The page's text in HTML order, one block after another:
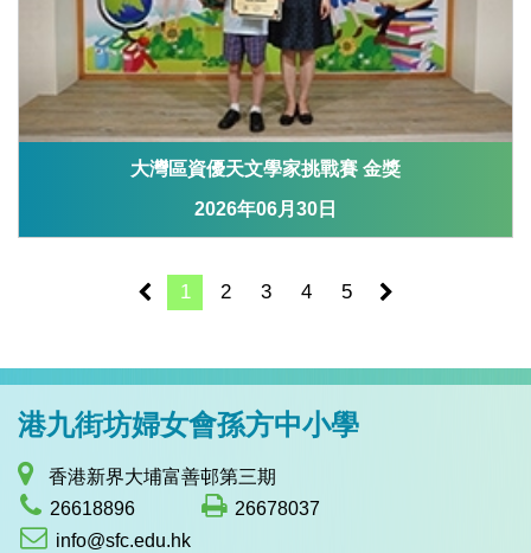
大灣區資優天文學家挑戰賽 金獎
2026年06月30日
1 2 3 4 5
港九街坊婦女會孫方中小學
香港新界大埔富善邨第三期
26618896
26678037
info@sfc.edu.hk